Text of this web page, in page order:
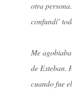
otra
confundí’
Me
de Esteban.
cuando fue